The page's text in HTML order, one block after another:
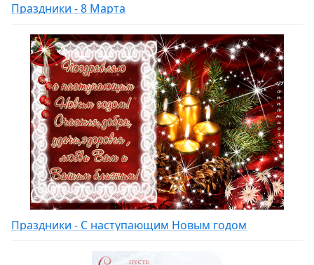
Праздники - 8 Марта
Праздники - С наступающим Новым годом